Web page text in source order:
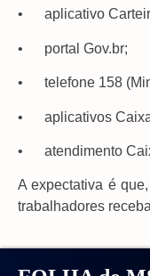
• aplicativo
• portal Gov.br;
• telefone 158
• aplicativos Caixa
• atendimento
A expectativa é
trabalhadores